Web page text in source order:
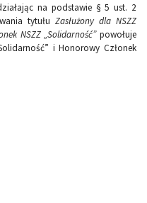
na podstawie § 5 ust. 2
tytułu Zasłużony dla NSZZ
NSZZ „Solidarność”powołuje
i Honorowy Członek